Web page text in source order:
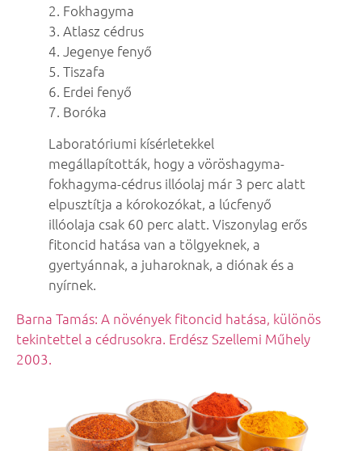
2. Fokhagyma
3. Atlasz cédrus
4. Jegenye fenyő
5. Tiszafa
6. Erdei fenyő
7. Boróka
Laboratóriumi kísérletekkel
megállapították, hogy a vöröshagyma-
fokhagyma-cédrus illóolaj már 3 perc alatt
elpusztítja a kórokozókat, a lúcfenyő
illóolaja csak 60 perc alatt. Viszonylag erős
fitoncid hatása van a tölgyeknek, a
gyertyánnak, a juharoknak, a diónak és a
nyírnek.
Barna Tamás: A növények fitoncid hatása, különös
tekintettel a cédrusokra. Erdész Szellemi Műhely
2003.